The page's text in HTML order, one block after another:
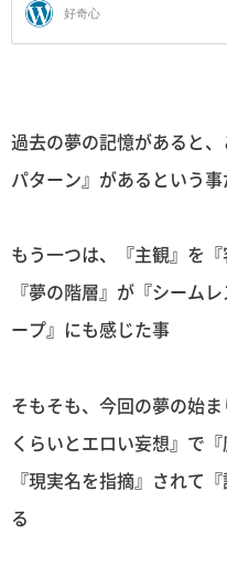
過去の夢の記憶があると
パターン』があるという事
もう一つは、『主観』を
『夢の階層』が『シーム
ープ』にも感じた事
そもそも、今回の夢の始
くらいとエロい妄想』で
『現実名を指摘』されて
る